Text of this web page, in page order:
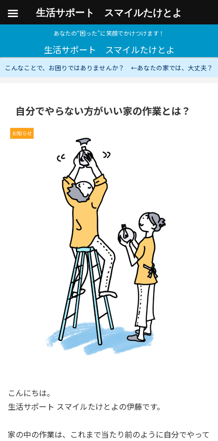
あなたの“困った”に笑顔でかけつけます！
生活サポート スマイルたけとよ
こんなことで、お困りではありませんか？ ←あなたの家では、大丈夫？
自分でやらない方がいい家の作業とは？
お知らせ
こんにちは。
生活サポート スマイルたけとよの伊藤です。
家の中の作業は、これまで当たり前のように自分でやって
生活サポート スマイルたけとよ